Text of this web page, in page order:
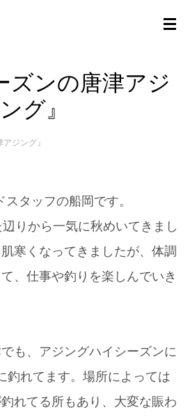
ズンの唐津アジ
ング』
ジング』
タッフの船岡です。
りから一気に秋めいてきまし
寒くなってきましたが、体調
、仕事や釣りを楽しんでいき
も、アジングハイシーズンに
釣れてます。場所によっては
れてる所もあり、大変な賑わ